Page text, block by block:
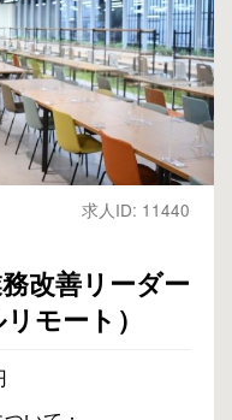
求人ID: 11440
改善リーダー
モート）